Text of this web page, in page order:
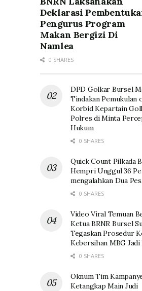
Deklarasi
Pengurus Program
Makan Bergizi Di
Namlea
0 SHARES
DPD Golkar Bursel
Tindakan Pemukulan
Korbid Kepartain
Polres di Minta
Hukum
0 SHARES
Quick Count Pilkada
Hempri Unggul 36
mengalahkan Dua
0 SHARES
Video Viral Temuan
Ketua BRNR Bursel
Tegaskan Prosedur
Kebersihan MBG
0 SHARES
Oknum Tim
Ketangkap Main Judi